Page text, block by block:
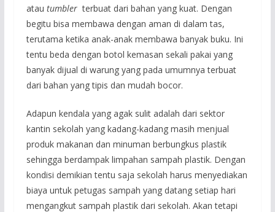
atau tumblerterbuat dari bahan yang kuat. Dengan
begitu bisa membawa dengan aman di dalam tas,
terutama ketika anak-anak membawa banyak buku. Ini
tentu beda dengan botol kemasan sekali pakai yang
banyak dijual di warung yang pada umumnya terbuat
dari bahan yang tipis dan mudah bocor.
Adapun kendala yang agak sulit adalah dari sektor
kantin sekolah yang kadang-kadang masih menjual
produk makanan dan minuman berbungkus plastik
sehingga berdampak limpahan sampah plastik. Dengan
kondisi demikian tentu saja sekolah harus menyediakan
biaya untuk petugas sampah yang datang setiap hari
mengangkut sampah plastik dari sekolah. Akan tetapi